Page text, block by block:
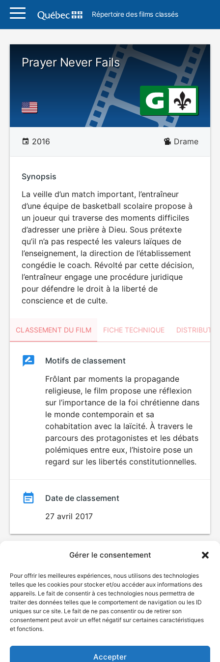
Gérer le consentement
Pour offrir les meilleures expériences, nous utilisons des technologies
telles que les cookies pour stocker et/ou accéder aux informations des
appareils. Le fait de consentir à ces technologies nous permettra de
traiter des données telles que le comportement de navigation ou les ID
uniques sur ce site. Le fait de ne pas consentir ou de retirer son
consentement peut avoir un effet négatif sur certaines caractéristiques
et fonctions.
Accepter
Répertoire des films classés
Prayer Never Fails
2016 Drame
Synopsis
La veille d’un match important, l’entraîneur
d’une équipe de basketball scolaire propose à
un joueur qui traverse des moments difficiles
d’adresser une prière à Dieu. Sous prétexte
qu’il n’a pas respecté les valeurs laïques de
l’enseignement, la direction de l’établissement
congédie le coach. Révolté par cette décision,
l’entraîneur engage une procédure juridique
pour défendre le droit à la liberté de
conscience et de culte.
CLASSEMENT DU FILM FICHE TECHNIQUE
ClassementClassement
Motifs de classement
Frôlant par moments la propagande
religieuse, le film propose une réflexion
sur l’importance de la foi chrétienne dans
le monde contemporain et sa
cohabitation avec la laïcité. À travers le
parcours des protagonistes et les débats
polémiques entre eux, l’histoire pose un
regard sur les libertés constitutionnelles.
Date de classement
27 avril 2017
© Gouvernement du Québec, 2026
Plan du site
Accessibilité